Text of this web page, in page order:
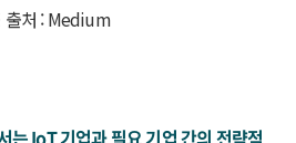
처 : Medium
는 IoT 기업과 필요 기업 간의 전략적